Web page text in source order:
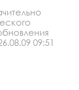
09:51